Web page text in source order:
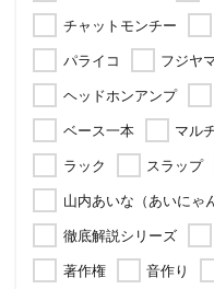
チャットモンチー
パライコ
フジヤ
ヘッドホンアンプ
ベース一本
マル
ラック
スラップ
山内あいな（あいにゃ
徹底解説シリーズ
著作権
音作り